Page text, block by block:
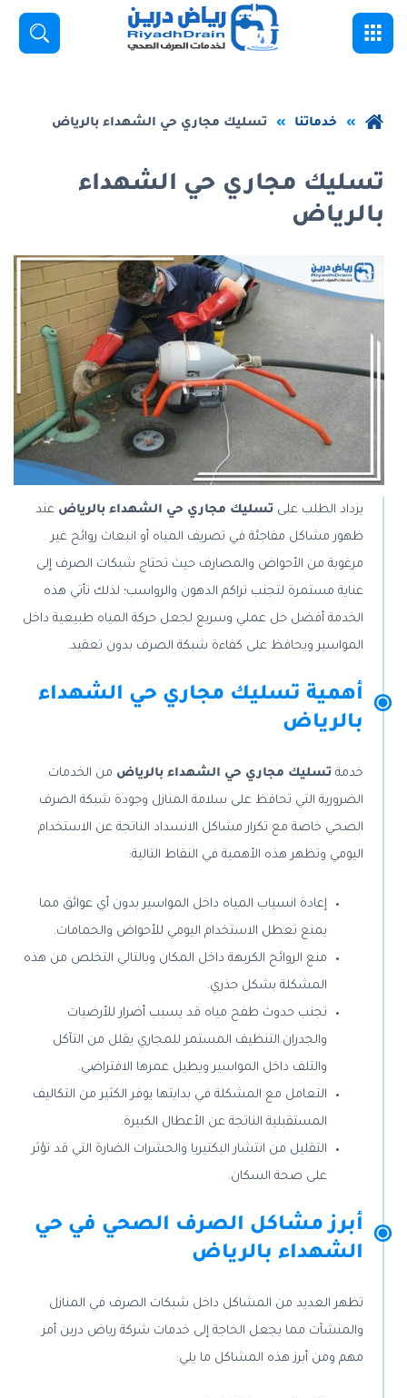
تخطي
الصفحة
الرئيسية
خدماتنا تسليك مجاري حي الشهداء بالرياض
تسليك مجاري حي الشهداء
بالرياض
يزداد الطلب على تسليك مجاري حي الشهداء بالرياض عند
ظهور مشاكل مفاجئة في تصريف المياه أو انبعاث روائح غير
مرغوبة من الأحواض والمصارف حيث تحتاج شبكات الصرف إلى
عناية مستمرة لتجنب تراكم الدهون والرواسب؛ لذلك تأتي هذه
الخدمة أفضل حل عملي وسريع لجعل حركة المياه طبيعية داخل
المواسير ويحافظ على كفاءة شبكة الصرف بدون تعقيد.
أهمية تسليك مجاري حي الشهداء
بالرياض
خدمة تسليك مجاري حي الشهداء بالرياض من الخدمات
الضرورية التي تحافظ على سلامة المنازل وجودة شبكة الصرف
الصحي خاصة مع تكرار مشاكل الانسداد الناتجة عن الاستخدام
اليومي وتظهر هذه الأهمية في النقاط التالية:
إعادة انسياب المياه داخل المواسير بدون أي عوائق مما
يمنع تعطل الاستخدام اليومي للأحواض والحمامات.
منع الروائح الكريهة داخل المكان وبالتالي التخلص من هذه
المشكلة بشكل جذري.
تجنب حدوث طفح مياه قد يسبب أضرار للأرضيات
والجدران.التنظيف المستمر للمجاري يقلل من التآكل
والتلف داخل المواسير ويطيل عمرها الافتراضي.
التعامل مع المشكلة في بدايتها يوفر الكثير من التكاليف
المستقبلية الناتجة عن الأعطال الكبيرة.
التقليل من انتشار البكتيريا والحشرات الضارة التي قد تؤثر
على صحة السكان.
أبرز مشاكل الصرف الصحي في حي
الشهداء بالرياض
تظهر العديد من المشاكل داخل شبكات الصرف في المنازل
والمنشآت مما يجعل الحاجة إلى خدمات شركة رياض درين أمر
مهم ومن أبرز هذه المشاكل ما يلي: